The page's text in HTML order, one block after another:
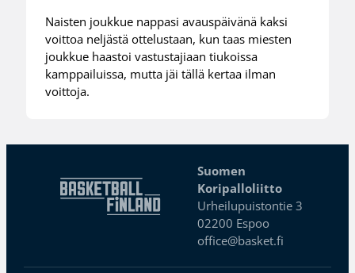
Naisten joukkue nappasi avauspäivänä kaksi
voittoa neljästä ottelustaan, kun taas miesten
joukkue haastoi vastustajiaan tiukoissa
kamppailuissa, mutta jäi tällä kertaa ilman
voittoja.
Suomen
Koripalloliitto
Urheilupuistontie 3
02200 Espoo
office@basket.fi